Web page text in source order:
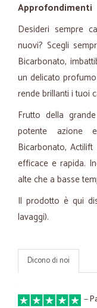
Approfondimenti
Desideri sempre
nuovi? Scegli
Bicarbonato,
un delicato
rende brillanti i tuoi
Frutto della
potente azione
Bicarbonato,Actilift
efficace e rapida.
alte che a basse
Il prodotto è qui
lavaggi).
Dicono di noi
—